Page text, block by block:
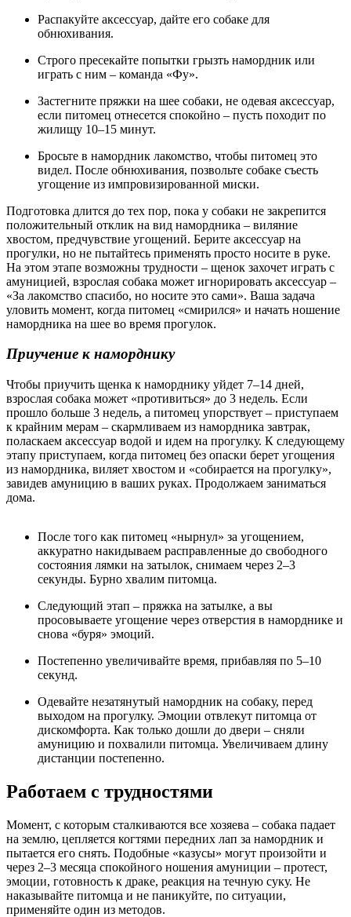
Распакуйте аксессуар, дайте его собаке для
обнюхивания.
Строго пресекайте попытки грызть намордник или
играть с ним – команда «Фу».
Застегните пряжки на шее собаки, не одевая аксессуар,
если питомец отнесется спокойно – пусть походит по
жилищу 10–15 минут.
Бросьте в намордник лакомство, чтобы питомец это
видел. После обнюхивания, позвольте собаке съесть
угощение из импровизированной миски.
Подготовка длится до тех пор, пока у собаки не закрепится
положительный отклик на вид намордника – виляние
хвостом, предчувствие угощений. Берите аксессуар на
прогулки, но не пытайтесь применять просто носите в руке.
На этом этапе возможны трудности – щенок захочет играть с
амуницией, взрослая собака может игнорировать аксессуар –
«За лакомство спасибо, но носите это сами». Ваша задача
уловить момент, когда питомец «смирился» и начать ношение
намордника на шее во время прогулок.
Приучение к наморднику
Чтобы приучить щенка к наморднику уйдет 7–14 дней,
взрослая собака может «противиться» до 3 недель. Если
прошло больше 3 недель, а питомец упорствует – приступаем
к крайним мерам – скармливаем из намордника завтрак,
поласкаем аксессуар водой и идем на прогулку. К следующему
этапу приступаем, когда питомец без опаски берет угощения
из намордника, виляет хвостом и «собирается на прогулку»,
завидев амуницию в ваших руках. Продолжаем заниматься
дома.
После того как питомец «нырнул» за угощением,
аккуратно накидываем расправленные до свободного
состояния лямки на затылок, снимаем через 2–3
секунды. Бурно хвалим питомца.
Следующий этап – пряжка на затылке, а вы
просовываете угощение через отверстия в наморднике и
снова «буря» эмоций.
Постепенно увеличивайте время, прибавляя по 5–10
секунд.
Одевайте незатянутый намордник на собаку, перед
выходом на прогулку. Эмоции отвлекут питомца от
дискомфорта. Как только дошли до двери – сняли
амуницию и похвалили питомца. Увеличиваем длину
дистанции постепенно.
Работаем с трудностями
Момент, с которым сталкиваются все хозяева – собака падает
на землю, цепляется когтями передних лап за намордник и
пытается его снять. Подобные «казусы» могут произойти и
через 2–3 месяца спокойного ношения амуниции – протест,
эмоции, готовность к драке, реакция на течную суку. Не
наказывайте питомца и не паникуйте, по ситуации,
применяйте один из методов.